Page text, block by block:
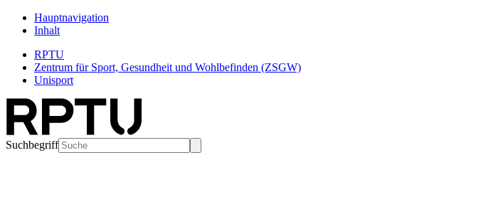
Hauptnavigation
Inhalt
RPTU
Zentrum für Sport, Gesundheit und Wohlbefinden (ZSGW)
Unisport
Suchbegriff